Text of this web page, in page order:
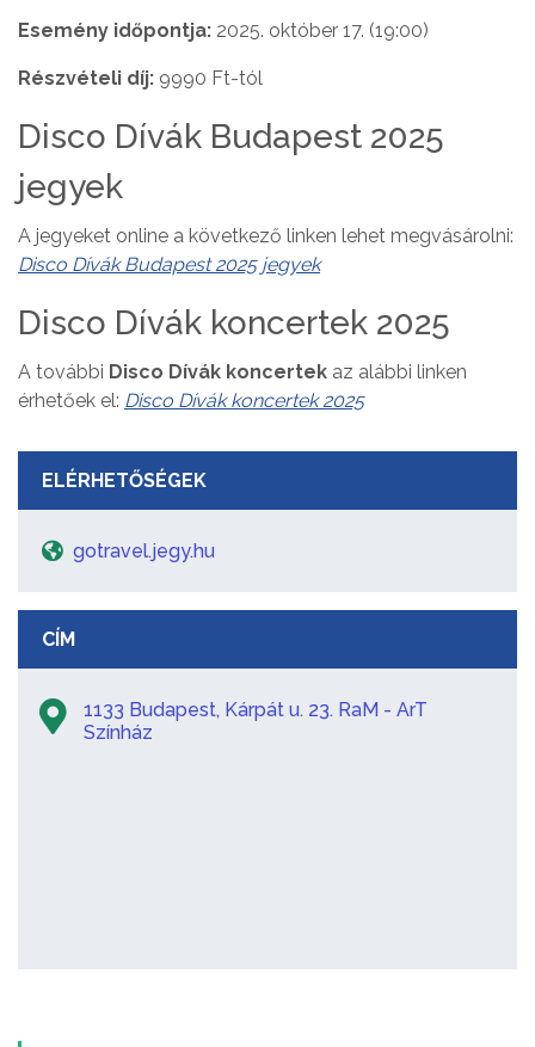
Esemény időpontja: 2025. október 17. (19:00)
Részvételi díj: 9990 Ft-tól
Disco Dívák Budapest 2025
jegyek
A jegyeket online a következő linken lehet megvásárolni:
Disco Dívák Budapest 2025 jegyek
Disco Dívák koncertek 2025
A további Disco Dívák koncertek az alábbi linken
érhetőek el: Disco Dívák koncertek 2025
ELÉRHETŐSÉGEK
gotravel.jegy.hu
CÍM
1133 Budapest, Kárpát u. 23. RaM - ArT
Színház